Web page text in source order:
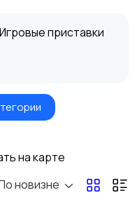
Игровые приставки
Книги и журналы
Материалы для
на карте
новизне